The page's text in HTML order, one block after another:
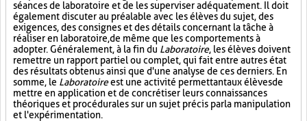
séances de laboratoire et de les superviser adéquatement. Il doit
également discuter au préalable avec les élèves du sujet, des
exigences, des consignes et des détails concernant la tâche à
réaliser en laboratoire, de même que les comportements à
adopter. Généralement, à la fin du Laboratoire, les élèves doivent
remettre un rapport partiel ou complet, qui fait entre autres état
des résultats obtenus ainsi que d'une analyse de ces derniers. En
somme, le Laboratoireest une activité permettant aux élèves de
mettre en application et de concrétiser leurs connaissances
théoriques et procédurales sur un sujet précis par la manipulation
et l'expérimentation.